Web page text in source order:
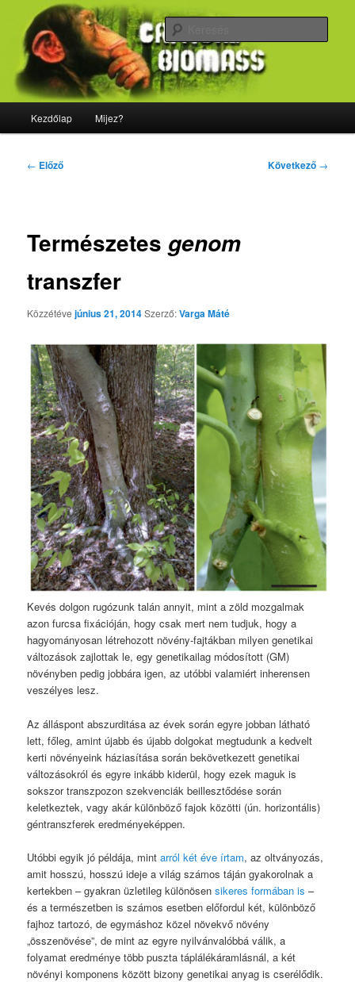
elsődleges
tartalomraCriticalBiomass
Majdnem minden, ami biológia
Kezdőlap Mijez?
Bejegyzés
← Előző Következő →
Természetes genom
transzfer
Közzétévejúnius 21, 2014Szerző:Varga Máté
Kevés dolgon rugózunk talán annyit, mint a zöld mozgalmak
azon furcsa fixációján, hogy csak mert nem tudjuk, hogy a
hagyományosan létrehozott növény-fajtákban milyen genetikai
változások zajlottak le, egy genetikailag módosított (GM)
növényben pedig jobbára igen, az utóbbi valamiért inherensen
veszélyes lesz.
Az álláspont abszurditása az évek során egyre jobban látható
lett, főleg, amint újabb és újabb dolgokat megtudunk a kedvelt
kerti növényeink háziasítása során bekövetkezett genetikai
változásokról és egyre inkább kiderül, hogy ezek maguk is
sokszor transzpozon szekvenciák beillesztődése során
keletkeztek, vagy akár különböző fajok közötti (ún. horizontális)
géntranszferek eredményeképpen.
Utóbbi egyik jó példája, mintarról két éve írtam, az oltványozás,
amit hosszú, hosszú ideje a világ számos táján gyakorolnak a
kertekben – gyakran üzletileg különösensikeres formában is –
és a természetben is számos esetben előfordul két, különböző
fajhoz tartozó, de egymáshoz közel növekvő növény
„összenövése”, de mint az egyre nyilvánvalóbbá válik, a
folyamat eredménye több puszta táplálékáramlásnál, a két
növényi komponens között bizony genetikai anyag is cserélődik.